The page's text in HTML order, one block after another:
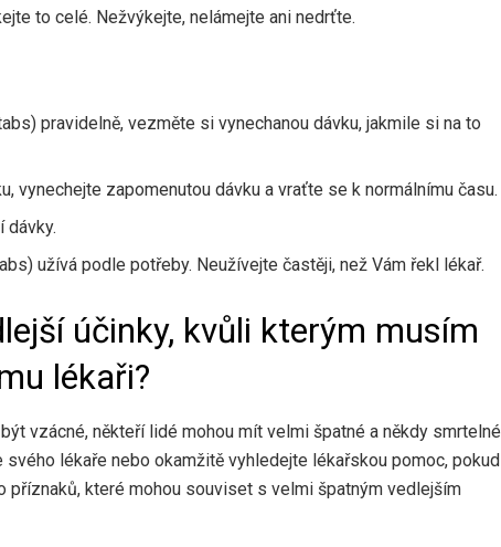
to celé. Nežvýkejte, nelámejte ani nedrťte.
pravidelně, vezměte si vynechanou dávku, jakmile si na to
vynechejte zapomenutou dávku a vraťte se k normálnímu času.
dávky.
užívá podle potřeby. Neužívejte častěji, než Vám řekl lékař.
účinky, kvůli kterým musím
lékaři?
vzácné, někteří lidé mohou mít velmi špatné a někdy smrtelné
lékaře nebo okamžitě vyhledejte lékařskou pomoc, pokud
příznaků, které mohou souviset s velmi špatným vedlejším